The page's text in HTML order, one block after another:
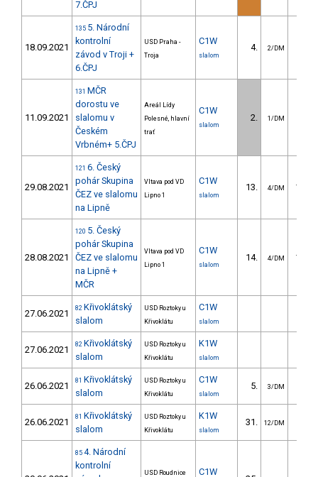
7.ČPJ
18.09.2021
135 5. Národní
kontrolní
závod v Troji +
6.ČPJ
USD Praha -
Troja
C1W
slalom
4. 2/DM
11.09.2021
131 MČR
dorostu ve
slalomu v
Českém
Vrbném+ 5.ČPJ
Areál Lídy
Polesné, hlavní
trať
C1W
slalom
2. 1/DM
29.08.2021
121 6. Český
pohár Skupina
ČEZ ve slalomu
na Lipně
Vltava pod VD
Lipno 1
C1W
slalom
13. 4/DM
28.08.2021
120 5. Český
pohár Skupina
ČEZ ve slalomu
na Lipně +
MČR
Vltava pod VD
Lipno 1
C1W
slalom
14. 4/DM
27.06.2021 82 Křivoklátský
slalom
USD Roztoky u
Křivoklátu
C1W
slalom
27.06.2021 82 Křivoklátský
slalom
USD Roztoky u
Křivoklátu
K1W
slalom
26.06.2021 81 Křivoklátský
slalom
USD Roztoky u
Křivoklátu
C1W
slalom
5. 3/DM
26.06.2021 81 Křivoklátský
slalom
USD Roztoky u
Křivoklátu
K1W
slalom
31. 12/DM
85 4. Národní
kontrolní
USD Roudnice C1W